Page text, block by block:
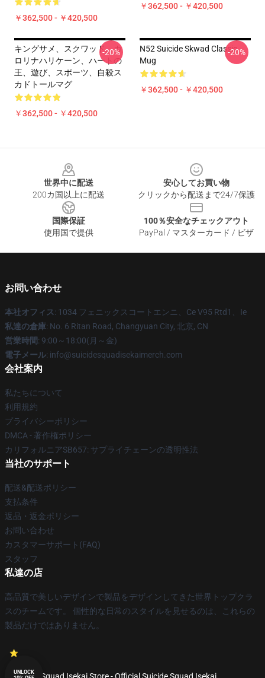
￥362,500 - ￥420,500
￥362,500 - ￥420,500
キングサメ、スクワッド、カ
ロリナハリケーン、ハートの
王、遊び、スポーツ、自殺ス
カドトールマグ
￥362,500 - ￥420,500
-20%
N52 Suicide Skwad Classic
Mug
￥362,500 - ￥420,500
-20%
世界中に配送
200カ国以上に配送
安心してお買い物
クリックから配送まで24/7保護
国際保証
使用国で提供
100％安全なチェックアウト
PayPal / マスターカード / ビザ
お問い合わせ
本社オフィス: 1034 フェニックスコートエンニ、Ce V95 Rtd1、Ie
私達の倉庫: No. 6 Ritan Road, Changyuan City, 北京, CN
営業時間: 9:00～18:00(月～金)
電子メール: info@suicidesquadisekaimerch.com
会社案内
私たちについて
利用規約
プライバシーポリシー
DMCA - 著作権ポリシー
カリフォルニアSB657: サプライチェーンの透明性法
当社のサポート
配送&配送ポリシー
支払条件
返品・返金ポリシー
お問い合わせ
カスタマーサポート(FAQ)
スタッフ
私達の店
高品質で美しいデザインで製品をデザインしてきた世界トップクラ
スのチームです。 個性的な日常のスタイルを見せるのは、これらの
製品だけではありません。
UNLOCK